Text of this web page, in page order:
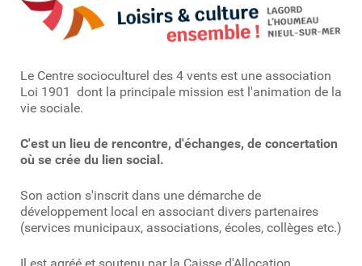
Le Centre socioculturel des 4 vents est une association
Loi 1901 dont la principale mission est l'animation de la
vie sociale.
C'est un lieu de rencontre, d'échanges, de concertation
où se crée du lien social.
Son action s'inscrit dans une démarche de
développement local en associant divers partenaires
(services municipaux, associations, écoles, collèges etc.)